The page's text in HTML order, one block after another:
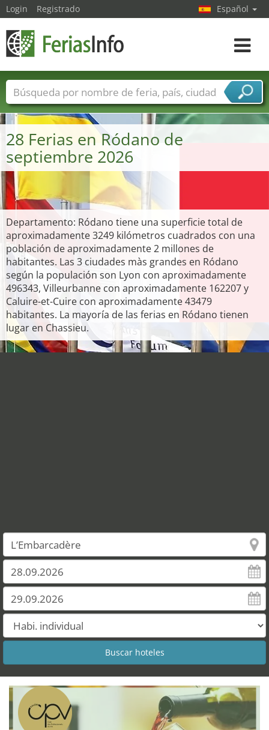
28 Ferias en Ródano de
septiembre 2026
Departamento: Ródano tiene una superficie total de
aproximadamente 3249 kilómetros cuadrados con una
población de aproximadamente 2 millones de
habitantes. Las 3 ciudades màs grandes en Ródano
según la populación son Lyon con aproximadamente
496343, Villeurbanne con aproximadamente 162207 y
Caluire-et-Cuire con aproximadamente 43479
habitantes. La mayoría de las ferias en Ródano tienen
lugar en Chassieu.
Login Registrado Español
toggle
Nombres de ferias Países
Ciudades
Sectores de ferias
Sectores de proveedor de servicios